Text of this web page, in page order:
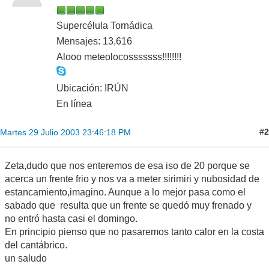
Supercélula Tornádica
Mensajes: 13,616
Alooo meteolocosssssss!!!!!!!!
Ubicación: IRÚN
En línea
Martes 29 Julio 2003 23:46:18 PM #2
Zeta,dudo que nos enteremos de esa iso de 20 porque se
acerca un frente frio y nos va a meter sirimiri y nubosidad de
estancamiento,imagino. Aunque a lo mejor pasa como el
sabado que resulta que un frente se quedó muy frenado y
no entró hasta casi el domingo.
En principio pienso que no pasaremos tanto calor en la costa
del cantábrico.
un saludo